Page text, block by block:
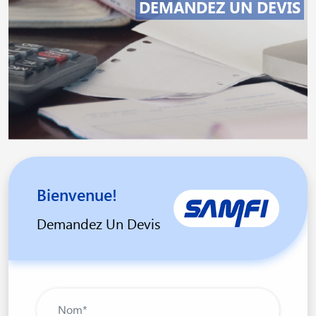
DEMANDEZ UN DEVIS
Bienvenue!
Demandez Un Devis